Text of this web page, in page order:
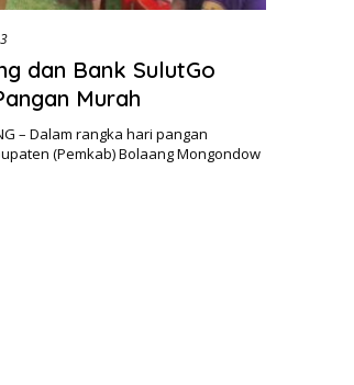
dan Bank SulutGo
Murah
– Dalam rangka hari pangan
(Pemkab) Bolaang Mongondow